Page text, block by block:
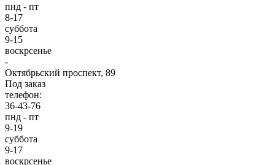
пнд - пт
8-17
суббота
9-15
воскрсенье
-
Октябрьский проспект, 89
Под заказ
телефон:
36-43-76
пнд - пт
9-19
суббота
9-17
воскрсенье